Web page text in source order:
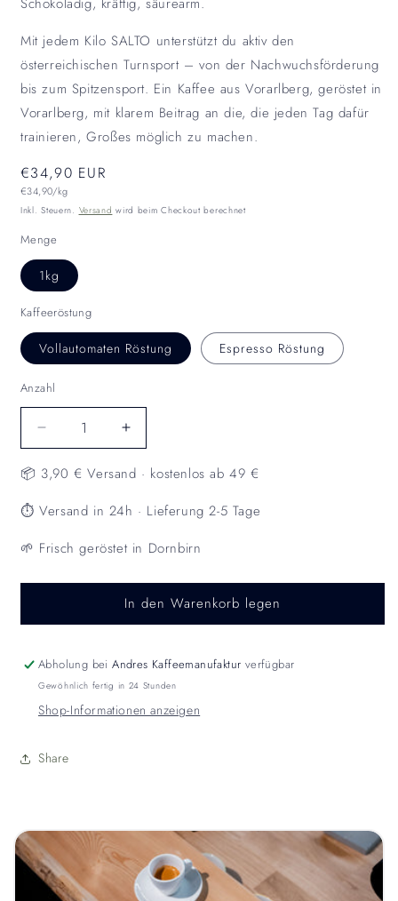
Mit jedem Kilo SALTO unterstützt du aktiv den
österreichischen Turnsport – von der Nachwuchsförderung
bis zum Spitzensport. Ein Kaffee aus Vorarlberg, geröstet in
Vorarlberg, mit klarem Beitrag an die, die jeden Tag dafür
trainieren, Großes möglich zu machen.
Normaler
Preis
€34,90 EUR
Grundpreis
€34,90/kg
Inkl. Steuern. Versand wird beim Checkout berechnet
Menge
1kg
Kaffeeröstung
Vollautomaten Röstung Espresso Röstung
Anzahl
Anzahl
Verringere
die
Menge
SALTO
Der
Kaffee
Erhöhe
die
Menge
SALTO
Der
Kaffee
📦 3,90 € Versand · kostenlos ab 49 €
⏱️ Versand in 24h · Lieferung 2-5 Tage
🌱 Frisch geröstet in Dornbirn
In den Warenkorb legen
Abholung beiAndres Kaffeemanufaktur verfügbar
Gewöhnlich fertig in 24 Stunden
Shop-Informationen anzeigen
Share